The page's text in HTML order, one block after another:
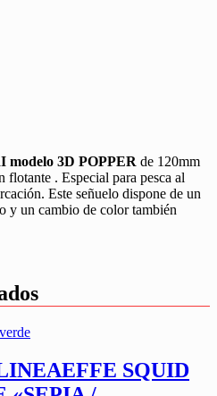
modelo 3D POPPER de 120mm
flotante . Especial para pesca al
Este señuelo dispone de un
un cambio de color también
SQUID